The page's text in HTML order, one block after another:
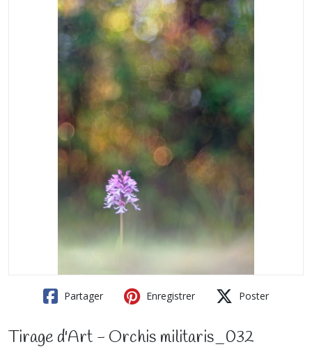
Partager Enregistrer Poster
Tirage d'Art - Orchis militaris_032